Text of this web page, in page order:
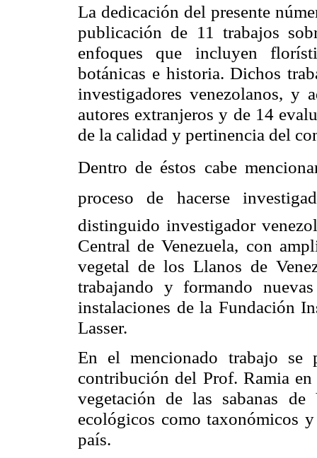
La dedicación del presente
publicación de 11 trabajos
enfoques que incluyen
botánicas e historia. Dichos
investigadores venezolanos, y
autores extranjeros y de 14
de la calidad y pertinencia del
Dentro de éstos cabe
proceso de hacerse
distinguido investigador
Central de Venezuela, con
vegetal de los Llanos de
trabajando y formando
instalaciones dela Fundación
Lasser.
En el mencionado trabajo se
contribución del Prof. Ramia
vegetación de las sabanas de
ecológicos como taxonómicos
país.